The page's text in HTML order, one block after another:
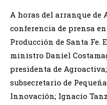
A horas del arranque de
conferencia de prensa
Producción de Santa Fe.
ministro Daniel
presidenta de
subsecretario de
Innovación; Ignacio